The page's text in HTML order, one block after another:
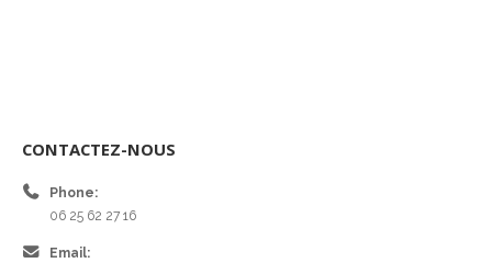
CONTACTEZ-NOUS
Phone:
06 25 62 27 16
Email: